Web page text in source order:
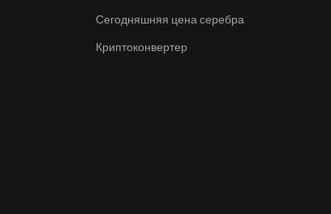
Сегодняшняя цена серебра
Криптоконвертер